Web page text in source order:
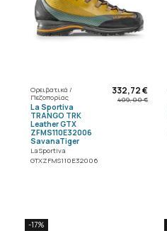
Ορειβατικά /
Πεζοπορίας
La Sportiva
TRANGO TRK
Leather GTX
ZFMS110E32006
SavanaTiger
La Sportiva
GTXZFMS110E32006
332,72 €
409,00 €
-17%